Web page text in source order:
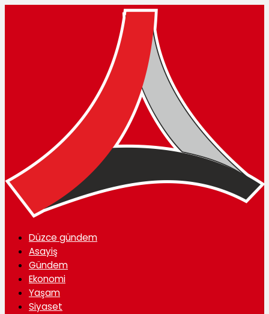
Düzce gündem
Asayiş
Gündem
Ekonomi
Yaşam
Siyaset